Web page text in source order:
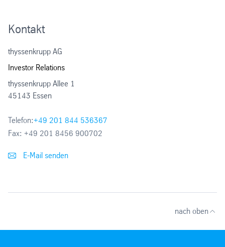
Kontakt
thyssenkrupp AG
Investor Relations
thyssenkrupp Allee 1
45143 Essen
Telefon:+49 201 844 536367
Fax: +49 201 8456 900702
E-Mail senden
nach oben